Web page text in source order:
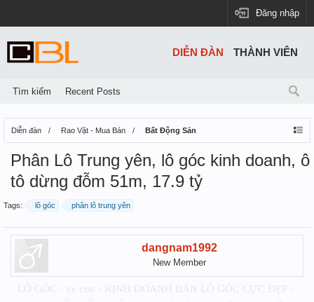
Đăng nhập
Diễn đàn Rao Vặt - Mua Bán Bất Động Sản
Phân Lô Trung yên, lô góc kinh doanh, ô
tô dừng đỗm 51m, 17.9 tỷ
Tags: lô góc phân lô trung yên
dangnam1992
New Member
LÔ GÓC - xe con - KINH DOANH BÁN LÔ GÓC CỰC ĐẸP -
DIỄN ĐÀN
Tìm kiếm Recent Posts
THÀNH VIÊN